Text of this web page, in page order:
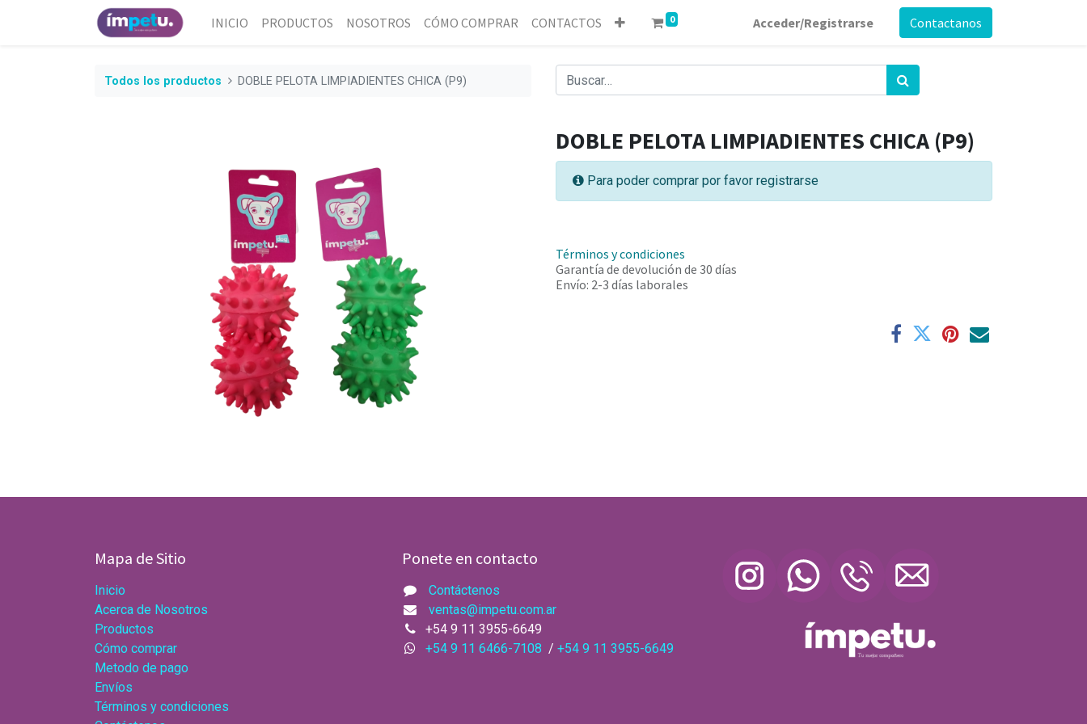
INICIO PRODUCTOS NOSOTROS CÓMO COMPRAR CONTACTOS 0 Acceder/Registrarse Contactanos
Todos los productos DOBLE PELOTA LIMPIADIENTES CHICA (P9)
DOBLE PELOTA LIMPIADIENTES CHICA (P9)
Para poder comprar por favor registrarse
Términos y condiciones
Garantía de devolución de 30 días
Envío: 2-3 días laborales
Mapa de Sitio
Inicio
Acerca de Nosotros
Productos
Cómo comprar
Metodo de pago
Envíos
Términos y condiciones
Ponete en contacto
Contáctenos
ventas@impetu.com.ar​
+54 9 11 3955-6649
+54 9 11 6466-7108 / +54 9 11 3955-6649